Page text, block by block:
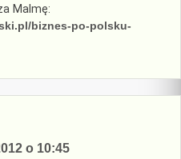
Malmę:
biznes-po-polsku-
o 10:45